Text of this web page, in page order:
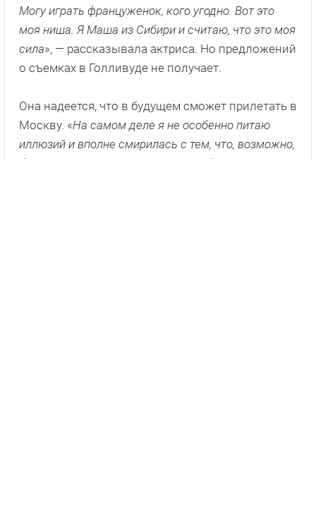
Могу играть француженок, кого угодно. Вот это
моя ниша. Я Маша из Сибири и считаю, что это моя
сила», — рассказывала актриса. Но предложений
о съемках в Голливуде не получает.
Она надеется, что в будущем сможет прилетать в
Москву. «На самом деле я не особенно питаю
иллюзий и вполне смирилась с тем, что, возможно,
больше не вернусь в Россию. Мне бы хотелось